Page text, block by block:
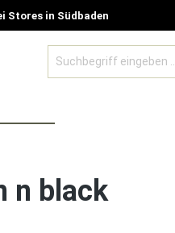
Stores in Südbaden
n black